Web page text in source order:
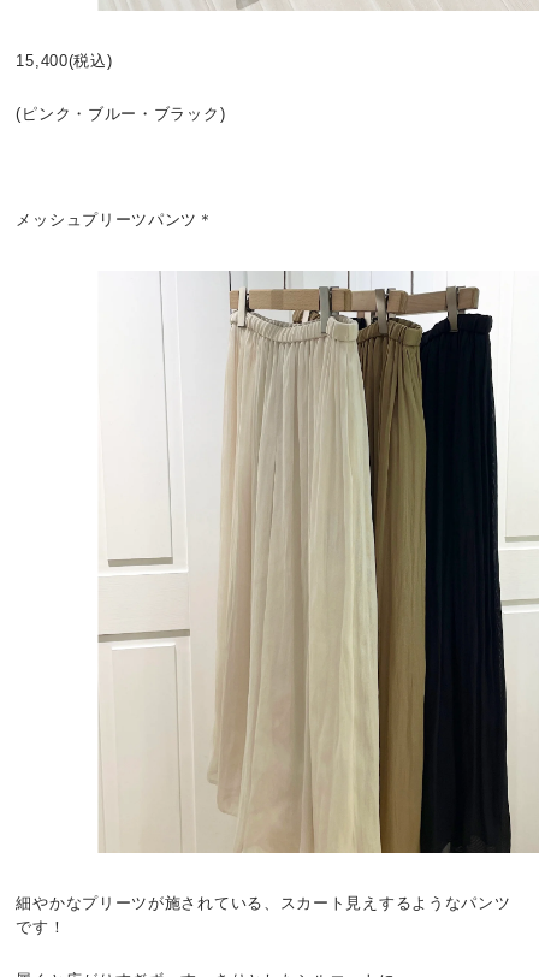
15,400(税込)
(ピンク・ブルー・ブラック)
メッシュプリーツパンツ＊
細やかなプリーツが施されている、スカート見えするようなパンツ
です！